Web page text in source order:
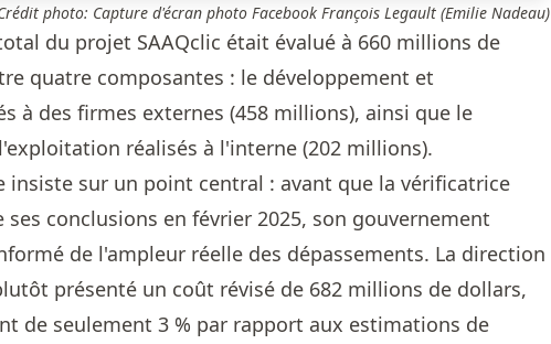
photo: Capture d'écran photo Facebook François Legault (Emilie Nadeau)
du projet SAAQclic était évalué à 660 millions de
quatre composantes : le développement et
à des firmes externes (458 millions), ainsi que le
réalisés à l'interne (202 millions).
insiste sur un point central : avant que la vérificatrice
ses conclusions en février 2025, son gouvernement
de l'ampleur réelle des dépassements. La direction
présenté un coût révisé de 682 millions de dollars,
de seulement 3 % par rapport aux estimations de